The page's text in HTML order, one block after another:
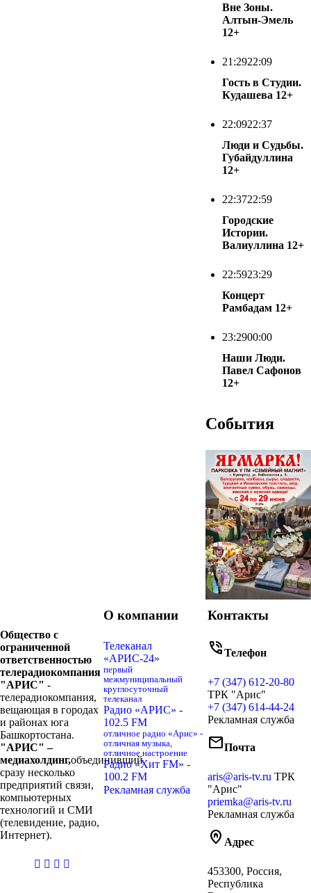
Вне Зоны.
Алтын-Эмель
12+
21:2922:09
Гость в Студии.
Кудашева 12+
22:0922:37
Люди и Судьбы.
Губайдуллина
12+
22:3722:59
Городские
Истории.
Валиуллина 12+
22:5923:29
Концерт
Рамбадам 12+
23:2900:00
Наши Люди.
Павел Сафонов
12+
События
Общество с
ограниченной
ответственностью
телерадиокомпания
"АРИС" -
телерадиокомпания,
вещающая в городах
и районах юга
Башкортостана.
"АРИС" –
медиахолдинг,объединивший
сразу несколько
предприятий связи,
компьютерных
технологий и СМИ
(телевидение, радио,
Интернет).
casibom
О компании
Телеканал
«АРИС-24»
первый
межмуниципальный
круглосуточный
телеканал
Радио «АРИС» -
102.5 FM
отличное радио «Арис» -
отличная музыка,
отличное настроение
Радио «Хит FM» -
100.2 FM
Рекламная служба
Контакты
phone_in_talkТелефон
+7 (347) 612-20-80
ТРК "Арис"
+7 (347) 614-44-24
Рекламная служба
mailПочта
aris@aris-tv.ru ТРК
"Арис"
priemka@aris-tv.ru
Рекламная служба
home_pin Адрес
453300, Россия,
Республика